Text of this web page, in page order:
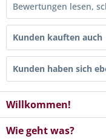
Bewertungen lesen,
Kunden kauften auch
Kunden haben sich
Willkommen!
Wie geht was?